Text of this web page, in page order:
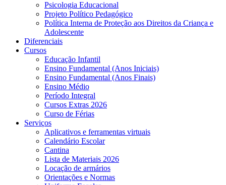
Psicologia Educacional
Projeto Político Pedagógico
Política Interna de Proteção aos Direitos da Criança e
Adolescente
Diferenciais
Cursos
Educação Infantil
Ensino Fundamental (Anos Iniciais)
Ensino Fundamental (Anos Finais)
Ensino Médio
Período Integral
Cursos Extras 2026
Curso de Férias
Serviços
Aplicativos e ferramentas virtuais
Calendário Escolar
Cantina
Lista de Materiais 2026
Locação de armários
Orientações e Normas